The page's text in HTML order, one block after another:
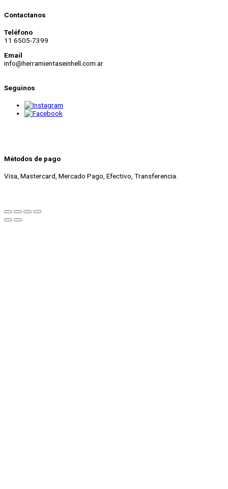
Contactanos
Teléfono
11 6505-7399
Email
info@herramientaseinhell.com.ar
Seguinos
Métodos de pago
Visa, Mastercard, Mercado Pago, Efectivo, Transferencia.